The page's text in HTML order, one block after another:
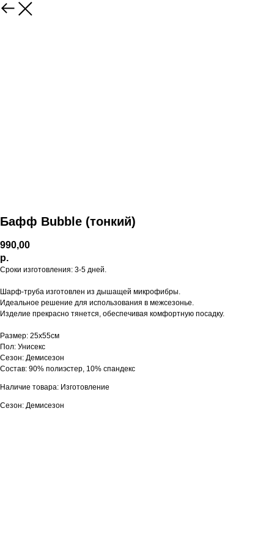
Бафф Bubble (тонкий)
990,00
р.
Сроки изготовления: 3-5 дней.
Шарф-труба изготовлен из дышащей микрофибры.
Идеальное решение для использования в межсезонье.
Изделие прекрасно тянется, обеспечивая комфортную посадку.
Размер: 25х55см
Пол: Унисекс
Сезон: Демисезон
Состав: 90% полиэстер, 10% спандекс
Наличие товара: Изготовление
Сезон: Демисезон